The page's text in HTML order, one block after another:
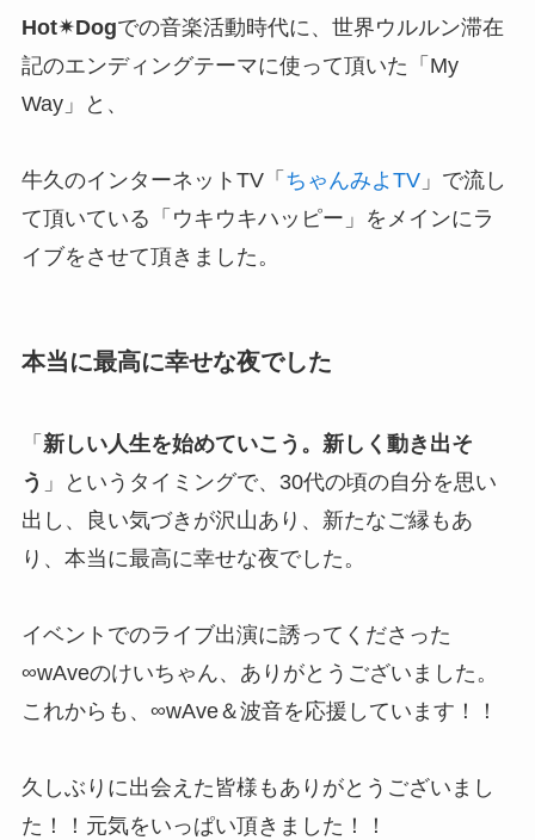
Hot✴︎Dogでの音楽活動時代に、世界ウルルン滞在
記のエンディングテーマに使って頂いた「My
Way」と、
牛久のインターネットTV「 ちゃんみよTV」で流し
て頂いている「ウキウキハッピー」をメインにラ
イブをさせて頂きました。
本当に最高に幸せな夜でした
「 新しい人生を始めていこう。新しく動き出そ
う 」というタイミングで、30代の頃の自分を思い
出し、良い気づきが沢山あり、新たなご縁もあ
り、本当に最高に幸せな夜でした。
イベントでのライブ出演に誘ってくださった
∞wAveのけいちゃん、ありがとうございました。
これからも、∞wAve＆波音を応援しています！！
久しぶりに出会えた皆様もありがとうございまし
た！！元気をいっぱい頂きました！！